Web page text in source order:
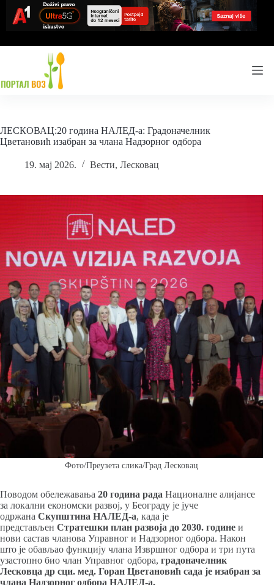
content
ЛЕСКОВАЦ:20 година НАЛЕД-а: Градоначелник
Цветановић изабран за члана Надзорног одбора
19. мај 2026. Вести, Лесковац
Фото/Преузета слика/Град Лесковац
Поводом обележавања 20 година рада Националне алијансе
за локални економски развој, у Београду је јуче
одржана Скупштина НАЛЕД-а, када је
представљен Стратешки план развоја до 2030. године и
нови састав чланова Управног и Надзорног одбора. Након
што је обављао функцију члана Извршног одбора и три пута
узастопно био члан Управног одбора, градоначелник
Лесковца др сци. мед. Горан Цветановић сада је изабран за
члана Надзорног одбора НАЛЕД-а.